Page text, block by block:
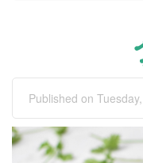
Published on